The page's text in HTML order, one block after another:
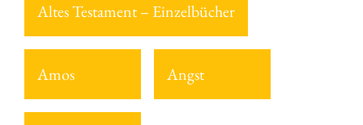
Altes Testament – Einzelbücher
Amos Angst